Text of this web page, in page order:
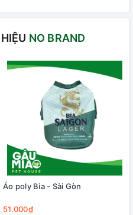
NO BRAND
Áo poly Bia - Sài Gòn
51.000₫